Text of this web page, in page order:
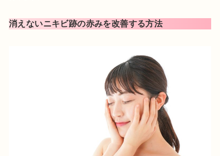
消えないニキビ跡の赤みを改善する方法